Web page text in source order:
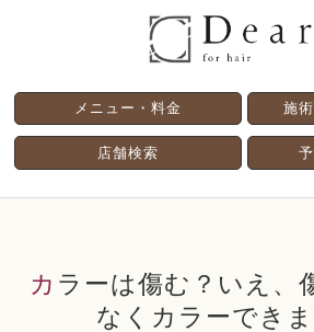
メニュー・料金 施
店舗検索
カラーは傷む？いえ、傷ませること
なくカラーできま